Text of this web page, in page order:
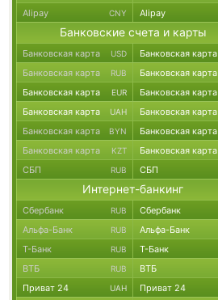
Alipay CNY Alipay
Банковские счета и карты
Банковская карта USD Банковская карта
Банковская карта RUB Банковская карта
Банковская карта EUR Банковская карта
Банковская карта UAH Банковская карта
Банковская карта BYN Банковская карта
Банковская карта KZT Банковская карта
СБП RUB СБП
Интернет-банкинг
Сбербанк RUB Сбербанк
Альфа-Банк RUB Альфа-Банк
Т-Банк RUB Т-Банк
ВТБ RUB ВТБ
Приват 24 UAH Приват 24